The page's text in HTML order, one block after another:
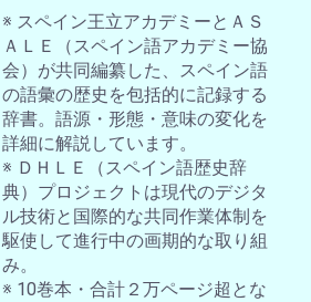
※ スペイン王立アカデミーとＡＳ
ＡＬＥ（スペイン語アカデミー協
会）が共同編纂した、スペイン語
の語彙の歴史を包括的に記録する
辞書。語源・形態・意味の変化を
詳細に解説しています。
※ ＤＨＬＥ（スペイン語歴史辞
典）プロジェクトは現代のデジタ
ル技術と国際的な共同作業体制を
駆使して進行中の画期的な取り組
み。
※ 10巻本・合計２万ページ超とな